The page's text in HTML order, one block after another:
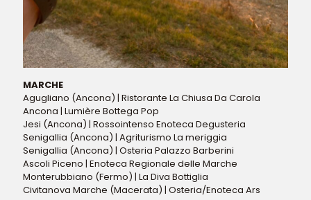
MARCHE
Agugliano (Ancona) | Ristorante La Chiusa Da Carola
Ancona | Lumière Bottega Pop
Jesi (Ancona) | Rossointenso Enoteca Degusteria
Senigallia (Ancona) | Agriturismo La meriggia
Senigallia (Ancona) | Osteria Palazzo Barberini
Ascoli Piceno | Enoteca Regionale delle Marche
Monterubbiano (Fermo) | La Diva Bottiglia
Civitanova Marche (Macerata) | Osteria/Enoteca Ars